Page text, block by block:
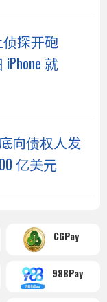
探开砲
就
向债权人发
亿美元
CGPay
988Pay